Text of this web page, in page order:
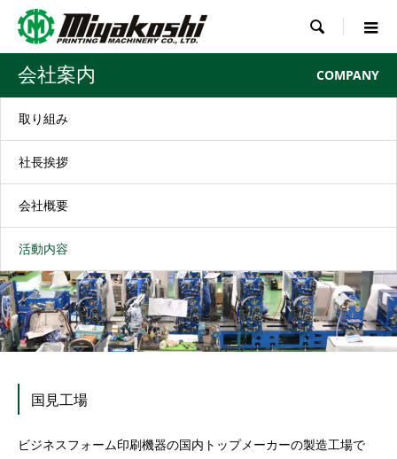

会社案内 COMPANY
取り組み
社長挨拶
会社概要
活動内容
国見工場
ビジネスフォーム印刷機器の国内トップメーカーの製造工場で